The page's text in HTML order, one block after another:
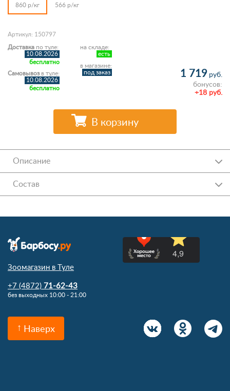
860 р/кг 566 р/кг
Артикул: 150797
на складе:
есть
в магазине:
под заказ
Доставка по туле:
10.08.2026
бесплатно
Самовывозв туле:
10.08.2026
бесплатно
1 719 руб.
бонусов:
+18 руб.
В корзину
Описание
Состав
Зоомагазин в Туле
+7 (4872) 71-62-43
без выходных 10:00 - 21:00
Наверх